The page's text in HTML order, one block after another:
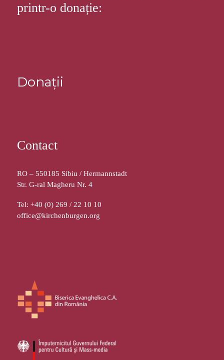
printr-o donație:
Donații
Contact
RO – 550185 Sibiu / Hermannstadt
Str. G-ral Magheru Nr. 4
Tel: +40 (0) 269 / 22 10 10
office@kirchenburgen.org